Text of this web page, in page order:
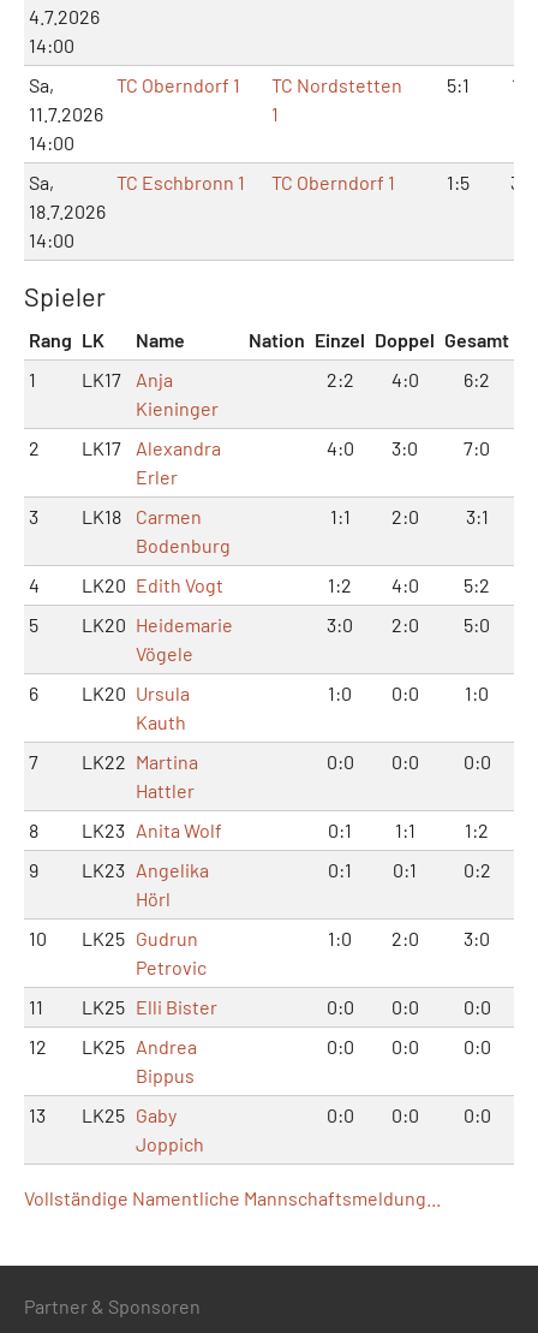
4.7.2026
14:00
Sa,
11.7.2026
14:00
TC Oberndorf 1
TC Nordstetten
1
5:1
Sa,
18.7.2026
14:00
TC Eschbronn 1 TC Oberndorf 1 1:5
Spieler
Rang LK Name Nation Einzel Doppel Gesamt
1
LK17
Anja
Kieninger
2:2 4:0 6:2
2 LK17
Alexandra
Erler
4:0 3:0 7:0
3 LK18
Carmen
Bodenburg
1:1 2:0 3:1
4 LK20 Edith Vogt 1:2 4:0
5:2
5
LK20 Heidemarie
Vögele
3:0 2:0 5:0
6 LK20 Ursula
Kauth
1:0 0:0 1:0
7 LK22 Martina
Hattler
0:0 0:0 0:0
8 LK23 Anita Wolf 0:1 1:1
1:2
9
LK23 Angelika
Hörl
0:1 0:1 0:2
10 LK25 Gudrun
Petrovic
1:0 2:0 3:0
11 LK25 Elli Bister 0:0 0:0
0:0
12
LK25 Andrea
Bippus
0:0 0:0 0:0
13 LK25 Gaby
Joppich
0:0 0:0 0:0
Vollständige Namentliche Mannschaftsmeldung...
Partner & Sponsoren